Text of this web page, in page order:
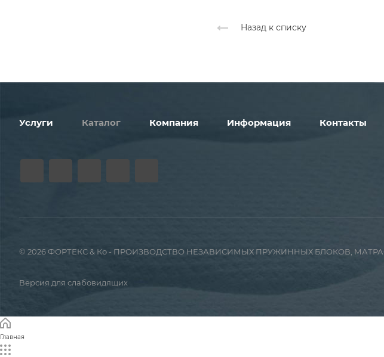
Назад к списку
Услуги Каталог Компания Информация Контакты
© 2026 ФОРТЕКС & Ко - ПРОИЗВОДСТВО НЕЗАВИСИМЫХ ПРУЖИННЫХ БЛОКОВ,
Версия для слабовидящих
Главная